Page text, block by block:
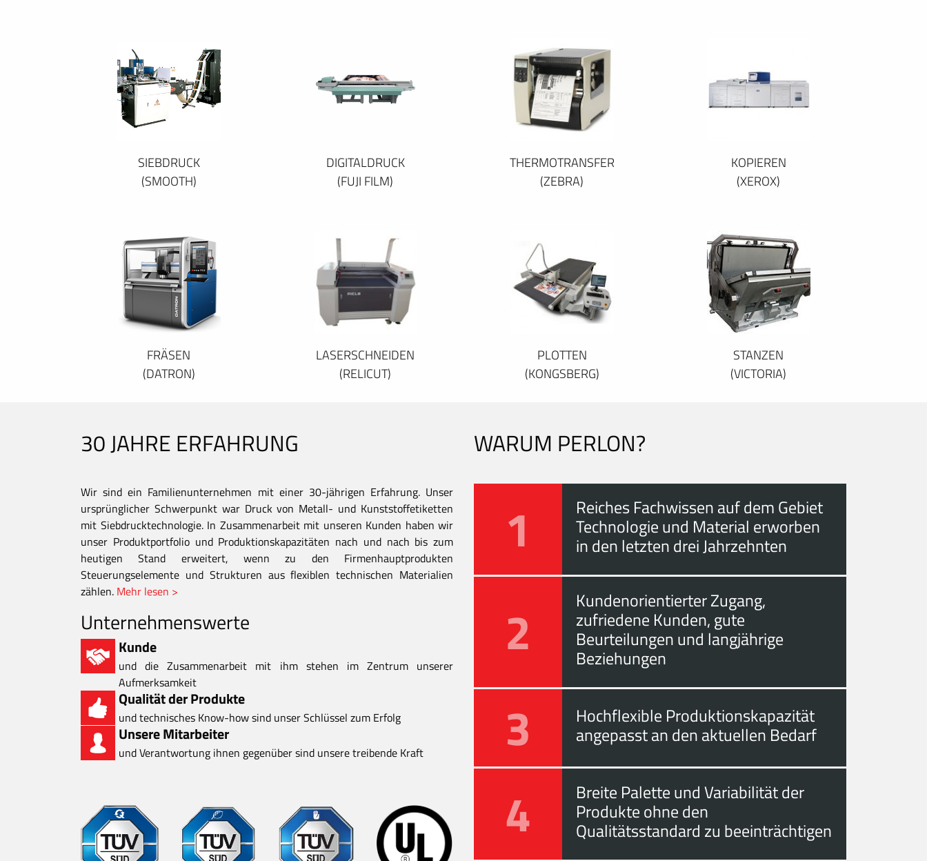
SIEBDRUCK
(SMOOTH)
DIGITALDRUCK
(FUJI FILM)
THERMOTRANSFER
(ZEBRA)
KOPIEREN
(XEROX)
FRÄSEN
(DATRON)
LASERSCHNEIDEN
(RELICUT)
PLOTTEN
(KONGSBERG)
STANZEN
(VICTORIA)
30 JAHRE ERFAHRUNG
Wir sind ein Familienunternehmen mit einer 30-jährigen Erfahrung. Unser
ursprünglicher Schwerpunkt war Druck von Metall- und Kunststoffetiketten
mit Siebdrucktechnologie. In Zusammenarbeit mit unseren Kunden haben wir
unser Produktportfolio und Produktionskapazitäten nach und nach bis zum
heutigen Stand erweitert, wenn zu den Firmenhauptprodukten
Steuerungselemente und Strukturen aus flexiblen technischen Materialien
zählen. Mehr lesen >
Unternehmenswerte
Kunde
und die Zusammenarbeit mit ihm stehen im Zentrum unserer
Aufmerksamkeit
Qualität der Produkte
und technisches Know-how sind unser Schlüssel zum Erfolg
Unsere Mitarbeiter
und Verantwortung ihnen gegenüber sind unsere treibende Kraft
WARUM PERLON?
1 Reiches Fachwissen auf dem Gebiet
Technologie und Material erworben
in den letzten drei Jahrzehnten
2 Kundenorientierter Zugang,
zufriedene Kunden, gute
Beurteilungen und langjährige
Beziehungen
3 Hochflexible Produktionskapazität
angepasst an den aktuellen Bedarf
4 Breite Palette und Variabilität der
Produkte ohne den
Qualitätsstandard zu beeinträchtigen